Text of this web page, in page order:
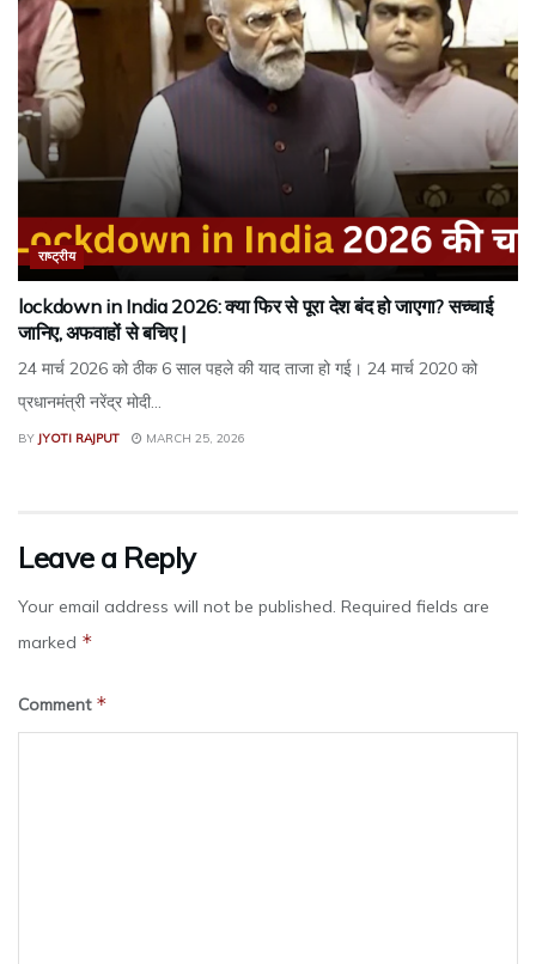
राष्ट्रीय
lockdown in India 2026: क्या फिर से पूरा देश बंद हो जाएगा? सच्चाई
जानिए, अफवाहों से बचिए |
24 मार्च 2026 को ठीक 6 साल पहले की याद ताजा हो गई। 24 मार्च 2020 को
प्रधानमंत्री नरेंद्र मोदी...
BY JYOTI RAJPUT MARCH 25, 2026
Leave a Reply
Your email address will not be published. Required fields are
marked *
Comment *